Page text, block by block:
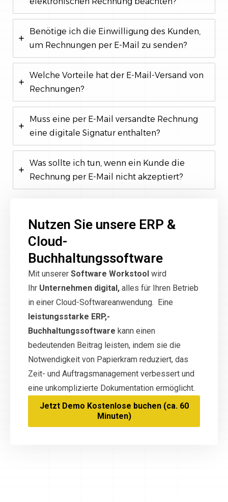
Benötige ich die Einwilligung des Kunden,
um Rechnungen per E-Mail zu senden?
Welche Vorteile hat der E-Mail-Versand von
Rechnungen?
Muss eine per E-Mail versandte Rechnung
eine digitale Signatur enthalten?
Was sollte ich tun, wenn ein Kunde die
Rechnung per E-Mail nicht akzeptiert?
Nutzen Sie unsere ERP &
Cloud-
Buchhaltungssoftware
Mit unserer Software Workstool wird
Ihr Unternehmen digital, alles für Ihren Betrieb
in einer Cloud-Softwareanwendung. Eine
leistungsstarke ERP,-
Buchhaltungssoftware kann einen
bedeutenden Beitrag leisten, indem sie die
Notwendigkeit von Papierkram reduziert, das
Zeit- und Auftragsmanagement verbessert und
eine unkomplizierte Dokumentation ermöglicht.
Jetzt Demo Kostenlose buchen (ca. 60
Minuten)